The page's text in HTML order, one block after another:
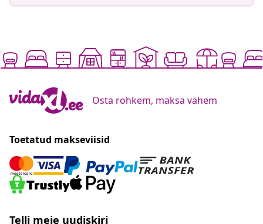
Osta rohkem, maksa vähem
Toetatud makseviisid
Telli meie uudiskiri